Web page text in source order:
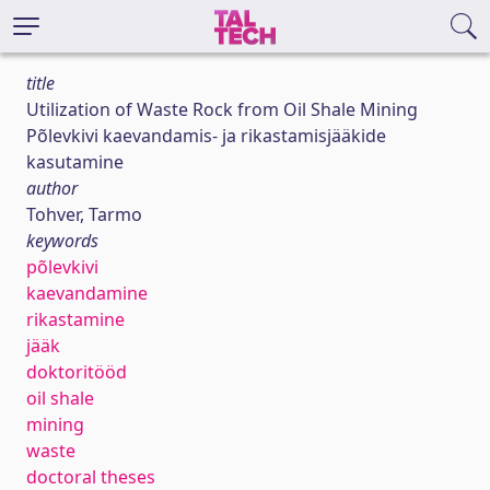
title
Utilization of Waste Rock from Oil Shale Mining
Põlevkivi kaevandamis- ja rikastamisjääkide
kasutamine
author
Tohver, Tarmo
keywords
põlevkivi
kaevandamine
rikastamine
jääk
doktoritööd
oil shale
mining
waste
doctoral theses